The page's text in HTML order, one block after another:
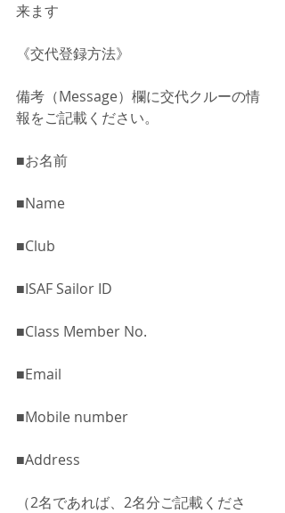
来ます
《交代登録方法》
備考（Message）欄に交代クルーの情
報をご記載ください。
■お名前
■Name
■Club
■ISAF Sailor ID
■Class Member No.
■Email
■Mobile number
■Address
（2名であれば、2名分ご記載くださ